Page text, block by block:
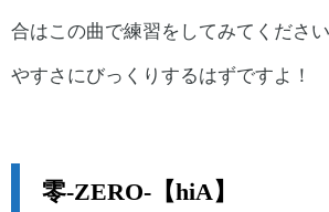
合はこの曲で練習をしてみてくださ
やすさにびっくりするはずですよ！
零-ZERO-【hiA】